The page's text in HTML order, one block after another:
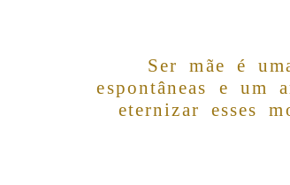
Ser mãe é
espontâneas e um
eternizar esses